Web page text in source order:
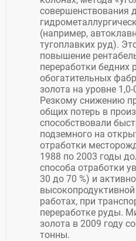
совершенствования
(например,
тугоплавких руд).
повышение
переработки бедних
обогатительных
золота на уровне
Резкому снижению
общих потерь в
способствовали
подземного на
отработки
1988 по 2003 годы
способа отработки
30 до 70 %) и
работах, при
переработке руды.
золота в 2009 году
тонны.